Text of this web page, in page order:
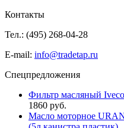
Контакты
Тел.: (495) 268-04-28
E-mail: info@tradetap.ru
Спецпредложения
Фильтр масляный
1860 руб.
Масло моторное